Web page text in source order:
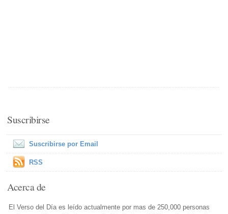
Suscribirse
Suscribirse por Email
RSS
Acerca de
El Verso del Día es leído actualmente por mas de 250,000 personas